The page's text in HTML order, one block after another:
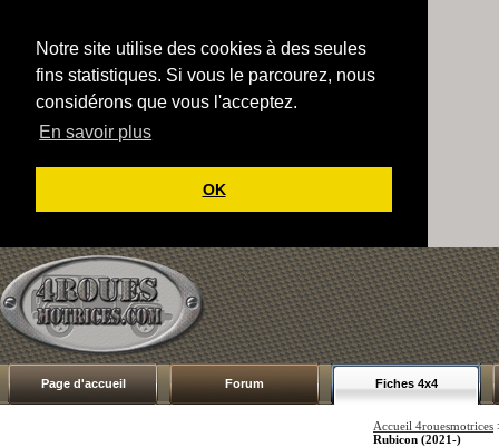
Notre site utilise des cookies à des seules
fins statistiques. Si vous le parcourez, nous
considérons que vous l'acceptez.
En savoir plus
OK
Page d'accueil Forum Fiches 4x4
Accueil 4rouesmotrices
Rubicon (2021-)